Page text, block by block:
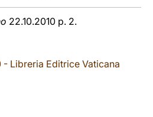
22.10.2010 p. 2.
Libreria Editrice Vaticana